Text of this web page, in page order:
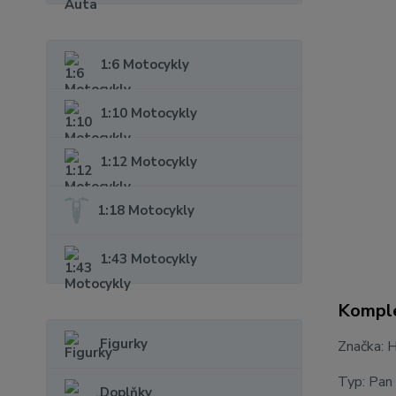
1:6 Motocykly
1:10 Motocykly
1:12 Motocykly
1:18 Motocykly
1:43 Motocykly
Figurky
Doplňky
Značka:
Typ: